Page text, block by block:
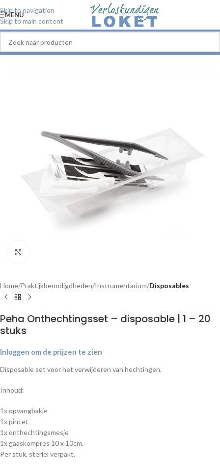
Skip to navigation
Skip to main content
MENU
Home Praktijkbenodigdheden Instrumentarium Disposables
Peha Onthechtingsset – disposable | 1 – 20
stuks
Inloggen om de prijzen te zien
Disposable set voor het verwijderen van hechtingen.
Inhoud:
1x opvangbakje
1x pincet
1x onthechtingsmesje
1x gaaskompres 10 x 10cm.
Per stuk, steriel verpakt.